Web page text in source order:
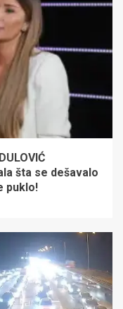
šta se dešavalo
puklo!